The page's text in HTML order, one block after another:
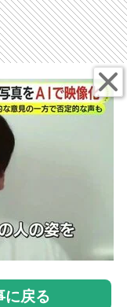
に戻る